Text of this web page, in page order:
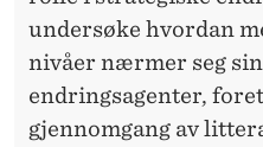
undersøke hvordan
nivåer nærmer seg
endringsagenter,
gjennomgang av